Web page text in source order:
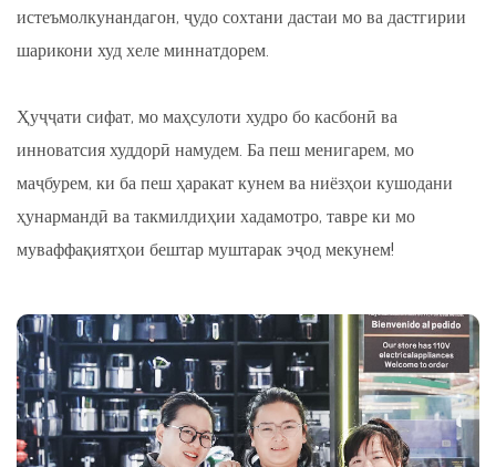
истеъмолкунандагон, ҷудо сохтани дастаи мо ва дастгирии
шарикони худ хеле миннатдорем.
Ҳуҷҷати сифат, мо маҳсулоти худро бо касбонӣ ва
инноватсия худдорӣ намудем. Ба пеш менигарем, мо
маҷбурем, ки ба пеш ҳаракат кунем ва ниёзҳои кушодани
ҳунармандӣ ва такмилдиҳии хадамотро, тавре ки мо
муваффақиятҳои бештар муштарак эҷод мекунем!